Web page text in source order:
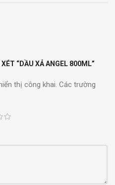
“DẦU XẢ ANGEL 800ML”
thị công khai. Các trường